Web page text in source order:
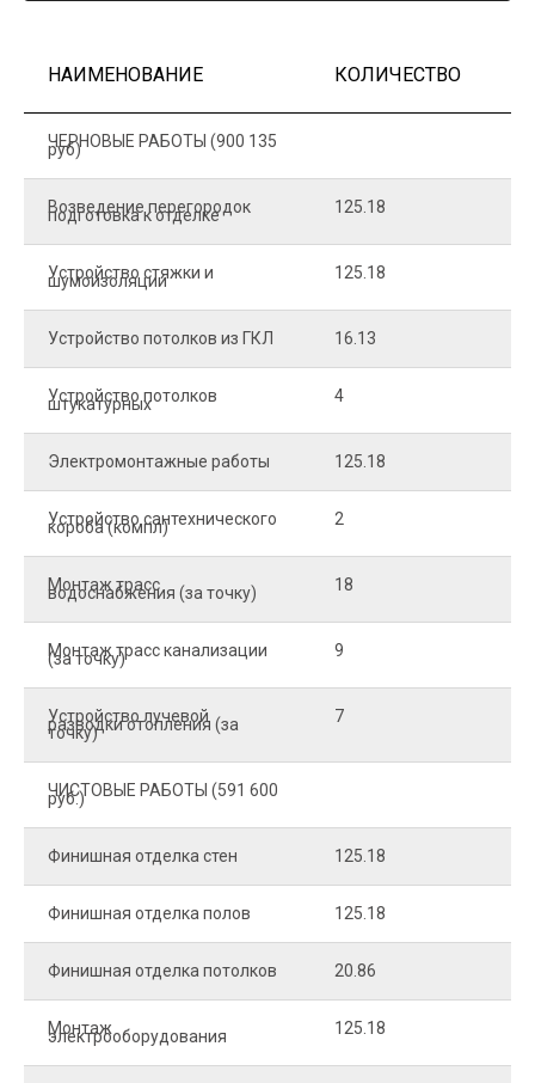
НАИМЕНОВАНИЕ КОЛИЧЕСТВО
ЧЕРНОВЫЕ РАБОТЫ (900 135
руб)
Возведение перегородок
подготовка к отделке 125.18
Устройство стяжки и
шумоизоляции 125.18
Устройство потолков из ГКЛ 16.13
Устройство потолков
штукатурных 4
Электромонтажные работы 125.18
Устройство сантехнического
короба (компл) 2
Монтаж трасс
водоснабжения (за точку) 18
Монтаж трасс канализации
(за точку) 9
Устройство лучевой
разводки отопления (за
точку)
7
ЧИСТОВЫЕ РАБОТЫ (591 600
руб.)
Финишная отделка стен 125.18
Финишная отделка полов 125.18
Финишная отделка потолков 20.86
Монтаж
электрооборудования 125.18